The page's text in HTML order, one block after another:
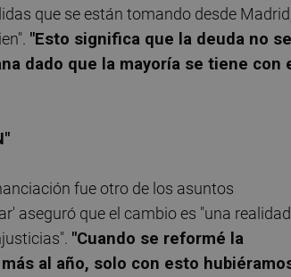
que se están tomando desde
"Esto significa que la deuda no
dado que la mayoría se tiene con
fue otro de los asuntos
aseguró que el cambio es "una
"Cuando se reformé la
al año, solo con esto